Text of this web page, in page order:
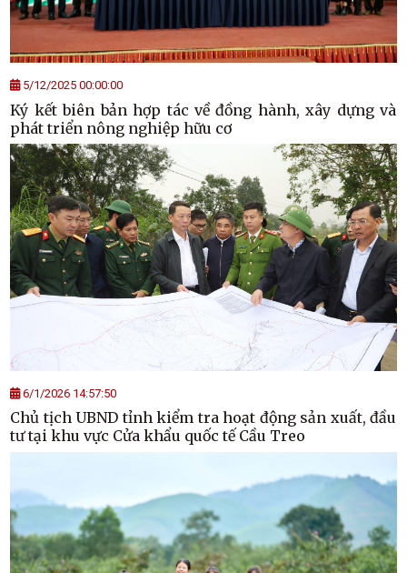
5/12/2025 00:00:00
Ký kết biên bản hợp tác về đồng hành, xây dựng và
phát triển nông nghiệp hữu cơ
6/1/2026 14:57:50
Chủ tịch UBND tỉnh kiểm tra hoạt động sản xuất, đầu
tư tại khu vực Cửa khẩu quốc tế Cầu Treo